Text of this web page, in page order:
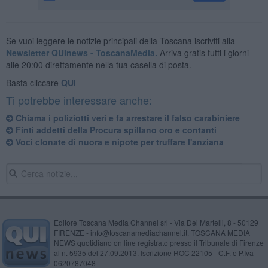
Se vuoi leggere le notizie principali della Toscana iscriviti alla
Newsletter QUInews - ToscanaMedia. Arriva gratis tutti i giorni
alle 20:00 direttamente nella tua casella di posta.
Basta cliccare QUI
Ti potrebbe interessare anche:
Chiama i poliziotti veri e fa arrestare il falso carabiniere
Finti addetti della Procura spillano oro e contanti
Voci clonate di nuora e nipote per truffare l'anziana
Editore Toscana Media Channel srl - Via Dei Martelli, 8 - 50129
FIRENZE - info@toscanamediachannel.it. TOSCANA MEDIA
NEWS quotidiano on line registrato presso il Tribunale di Firenze
al n. 5935 del 27.09.2013. Iscrizione ROC 22105 - C.F. e P.Iva
0620787048